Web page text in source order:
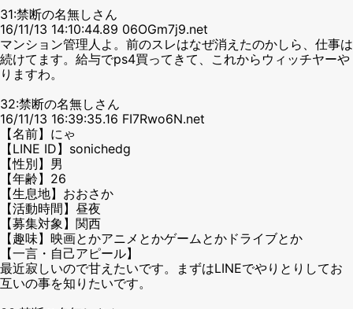
31:禁断の名無しさん
16/11/13 14:10:44.89 06OGm7j9.net
マンション管理人よ。前のスレはなぜ消えたのかしら、仕事は
続けてます。給与でps4買ってきて、これからウィッチヤーや
りますわ。
32:禁断の名無しさん
16/11/13 16:39:35.16 FI7Rwo6N.net
【名前】にゃ
【LINE ID】sonichedg
【性別】男
【年齢】26
【生息地】おおさか
【活動時間】昼夜
【募集対象】関西
【趣味】映画とかアニメとかゲームとかドライブとか
【一言・自己アピール】
最近寂しいので甘えたいです。まずはLINEでやりとりしてお
互いの事を知りたいです。